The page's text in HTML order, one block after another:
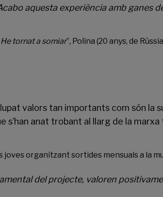
aquesta experiència amb ganes
tornat a somiar”, Polina (20 anys, de
valors tan importants com són la
anat trobant al llarg de la
joves organitzant sortides mensuals a la
del projecte, valoren